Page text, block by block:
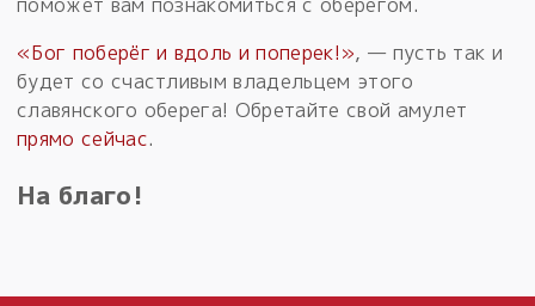
«Бог поберёг и вдоль и поперек!», — пусть так и
будет со счастливым владельцем этого
славянского оберега! Обретайте свой амулет
прямо сейчас.
На благо!